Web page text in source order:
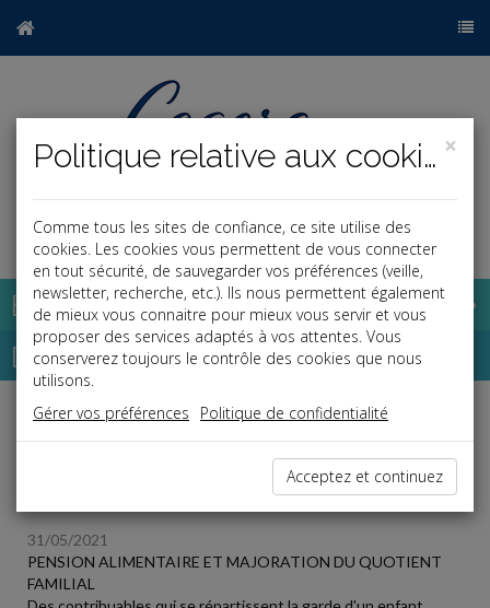
a
Base documentaire
Dépêches
Liste des dernières dépêches
31/05/2021
PENSION ALIMENTAIRE ET MAJORATION DU QUOTIENT
FAMILIAL
×
Politique relative aux cookies
Comme tous les sites de confiance, ce site utilise des
cookies. Les cookies vous permettent de vous connecter
en tout sécurité, de sauvegarder vos préférences (veille,
newsletter, recherche, etc.). Ils nous permettent également
de mieux vous connaitre pour mieux vous servir et vous
proposer des services adaptés à vos attentes. Vous
conserverez toujours le contrôle des cookies que nous
utilisons.
Gérer vos préférences
Politique de confidentialité
Acceptez et continuez